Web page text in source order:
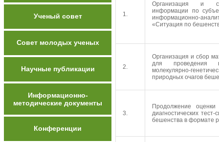
Ученый совет
Совет молодых ученых
Научные публикации
Информационно-
методические документы
Конференции
1.
Организация и
информации по
информационно-
«Ситуация по
2.
Организация и сбор
для проведения
молекулярно-
природных очагов
3.
Продолжение оценки
диагностических
бешенства в формате